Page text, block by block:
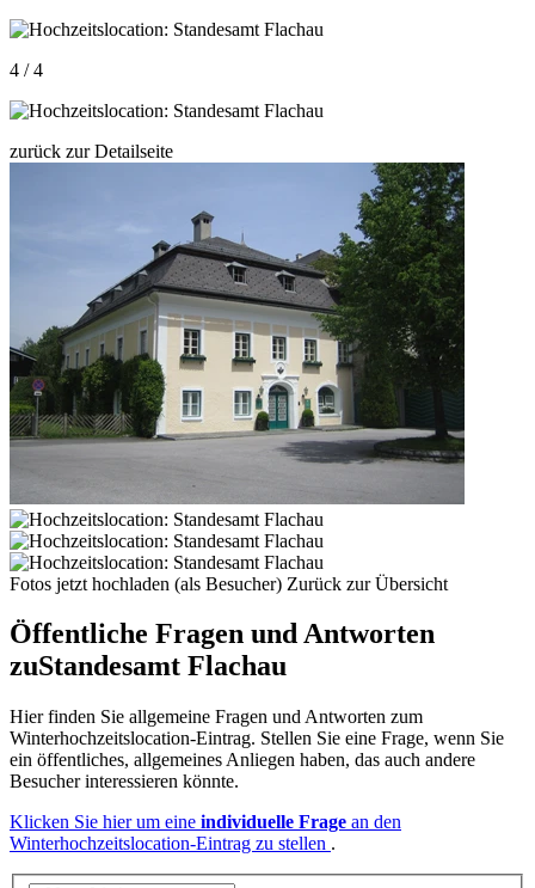
4 / 4
zurück zur Detailseite
Fotos jetzt hochladen (als Besucher) Zurück zur Übersicht
Öffentliche Fragen und Antworten
zuStandesamt Flachau
Hier finden Sie allgemeine Fragen und Antworten zum
Winterhochzeitslocation-Eintrag. Stellen Sie eine Frage, wenn Sie
ein öffentliches, allgemeines Anliegen haben, das auch andere
Besucher interessieren könnte.
Klicken Sie hier um eine individuelle Frage an den
Winterhochzeitslocation-Eintrag zu stellen .